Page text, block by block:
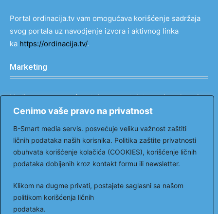
Cenimo vaše pravo na privatnost
B-Smart media servis. posvećuje veliku važnost zaštiti
ličnih podataka naših korisnika. Politika zaštite privatnosti
obuhvata korišćenje kolačića (COOKIES), korišćenje ličnih
podataka dobijenih kroz kontakt formu ili newsletter.
Klikom na dugme privati, postajete saglasni sa našom
politikom korišćenja ličnih
podataka.
Portal ordinacija.tv vam omogućava korišćenje sadržaja
svog portala uz navodjenje izvora i aktivnog linka
ka https://ordinacija.tv/.
Marketing
Nudimo vam mogućnost da prezentujete svoje usluge i
proizvode na najefektniji način u svim medijima sa
Kontakt: tel: 069 121 00 66
email:
markovic@ordinacija.tv